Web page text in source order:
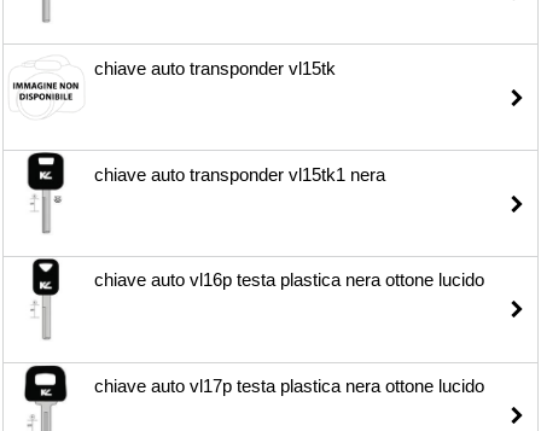
chiave auto transponder vl15tk
chiave auto transponder vl15tk1 nera
chiave auto vl16p testa plastica nera ottone lucido
chiave auto vl17p testa plastica nera ottone lucido